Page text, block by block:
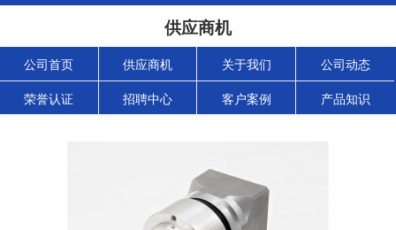
供应商机
公司首页 供应商机 关于我们 公司动态
荣誉认证 招聘中心 客户案例 产品知识